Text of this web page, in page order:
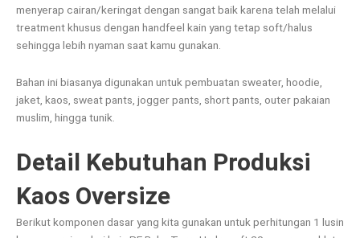
menyerap cairan/keringat dengan sangat baik karena telah melalui
treatment khusus dengan handfeel kain yang tetap soft/halus
sehingga lebih nyaman saat kamu gunakan.
Bahan ini biasanya digunakan untuk pembuatan sweater, hoodie,
jaket, kaos, sweat pants, jogger pants, short pants, outer pakaian
muslim, hingga tunik.
Detail Kebutuhan Produksi
Kaos Oversize
Berikut komponen dasar yang kita gunakan untuk perhitungan 1 lusin